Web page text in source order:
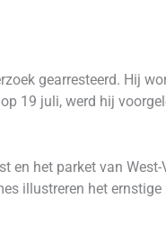
gearresteerd. Hij
19 juli, werd hij
het parket van
illustreren het